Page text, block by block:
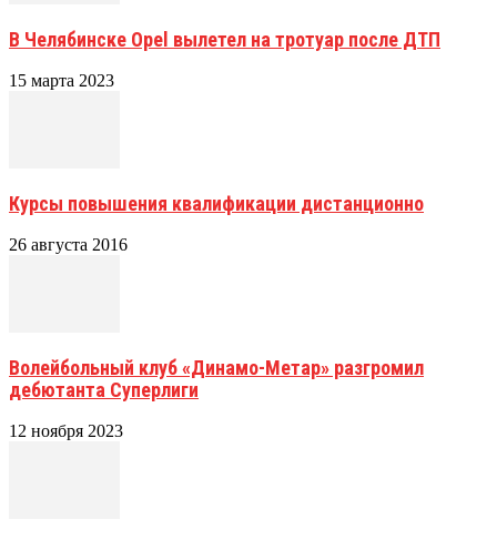
В Челябинске Opel вылетел на тротуар после ДТП
15 марта 2023
Курсы повышения квалификации дистанционно
26 августа 2016
Волейбольный клуб «Динамо-Метар» разгромил
дебютанта Суперлиги
12 ноября 2023